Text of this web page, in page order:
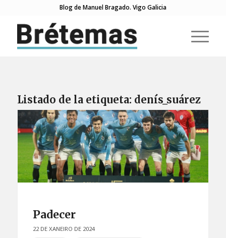
Blog de Manuel Bragado. Vigo Galicia
Listado de la etiqueta: denís_suárez
Padecer
22 DE XANEIRO DE 2024